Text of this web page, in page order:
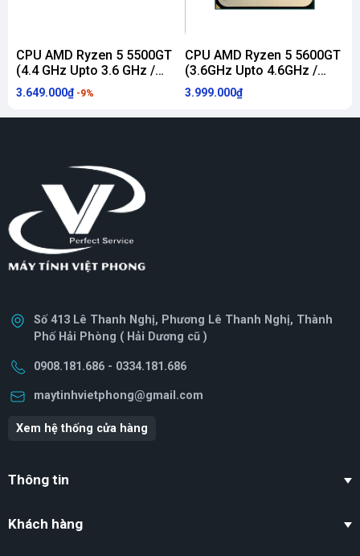
CPU AMD Ryzen 5 5500GT
(4.4 GHz Upto 3.6 GHz /
19MB / 6 Cores, 12
Threads / 65W / Socket
AM4) [ TRAY CHÍNH HÃNG
3.649.000₫ -9%
CPU AMD Ryzen 5 5600GT
(3.6GHz Upto 4.6GHz /
19MB / 6 Cores, 12
Threads / 65W / Socket
AM4) MPK
3.999.000₫
Số 413 Lê Thanh Nghị, Phương Lê Thanh Nghị, Thành
Phố Hải Phòng ( Hải Dương cũ )
0908.181.686 - 0334.181.686
maytinhvietphong@gmail.com
Xem hệ thống cửa hàng
Thông tin
Khách hàng